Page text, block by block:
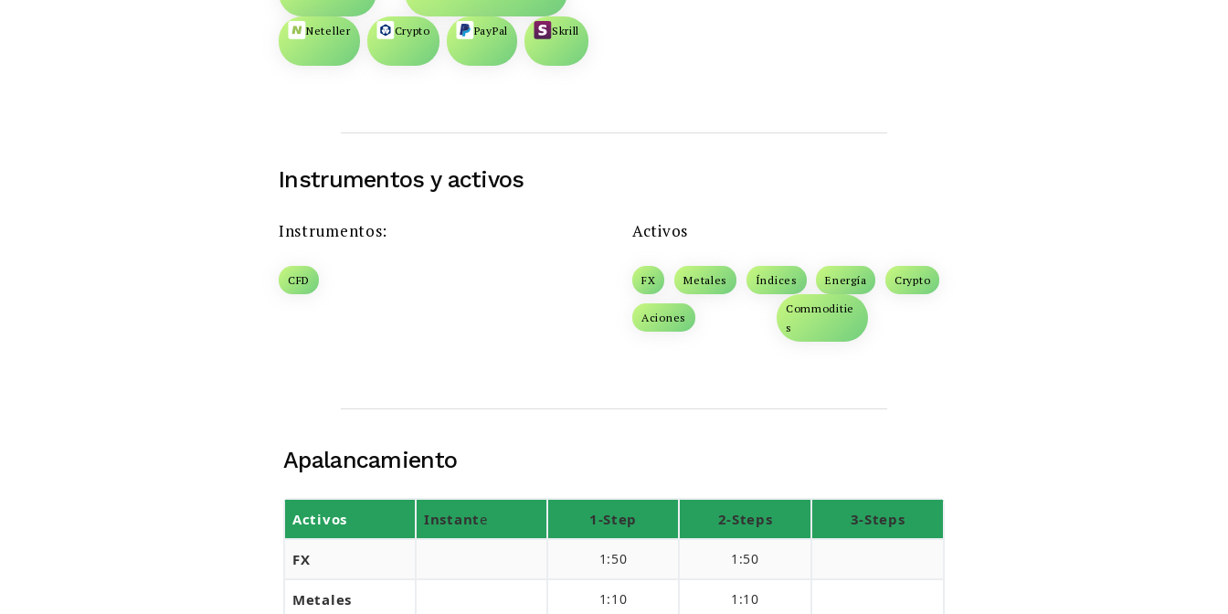
Neteller Crypto PayPal Skrill
Instrumentos y activos
Instrumentos:
CFD
Activos
FX Metales Índices Energía Crypto
Aciones
Commoditie
s
Apalancamiento
Activos Instante 1-Step 2-Steps 3-Steps
FX 1:50 1:50
Metales 1:10 1:10